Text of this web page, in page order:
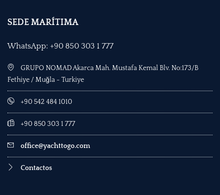
SEDE MARÍTIMA
WhatsApp: +90 850 303 1 777
GRUPO NOMAD Akarca Mah. Mustafa Kemal Blv. No:173/B
Fethiye / Muğla - Turkiye
+90 542 484 1010
+90 850 303 1 777
office@yachttogo.com
Contactos